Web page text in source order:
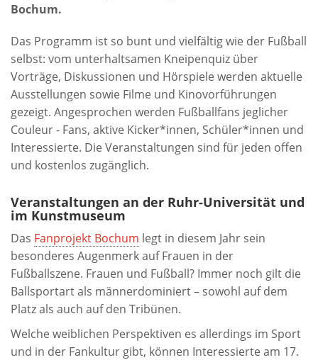
Bochum.
Das Programm ist so bunt und vielfältig wie der Fußball
selbst: vom unterhaltsamen Kneipenquiz über
Vorträge, Diskussionen und Hörspiele werden aktuelle
Ausstellungen sowie Filme und Kinovorführungen
gezeigt. Angesprochen werden Fußballfans jeglicher
Couleur - Fans, aktive Kicker*innen, Schüler*innen und
Interessierte. Die Veranstaltungen sind für jeden offen
und kostenlos zugänglich.
Veranstaltungen an der Ruhr-Universität und
im Kunstmuseum
Das Fanprojekt Bochum legt in diesem Jahr sein
besonderes Augenmerk auf Frauen in der
Fußballszene. Frauen und Fußball? Immer noch gilt die
Ballsportart als männerdominiert – sowohl auf dem
Platz als auch auf den Tribünen.
Welche weiblichen Perspektiven es allerdings im Sport
und in der Fankultur gibt, können Interessierte am 17.